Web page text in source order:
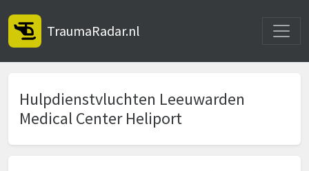
TraumaRadar.nl
Hulpdienstvluchten Leeuwarden
Medical Center Heliport